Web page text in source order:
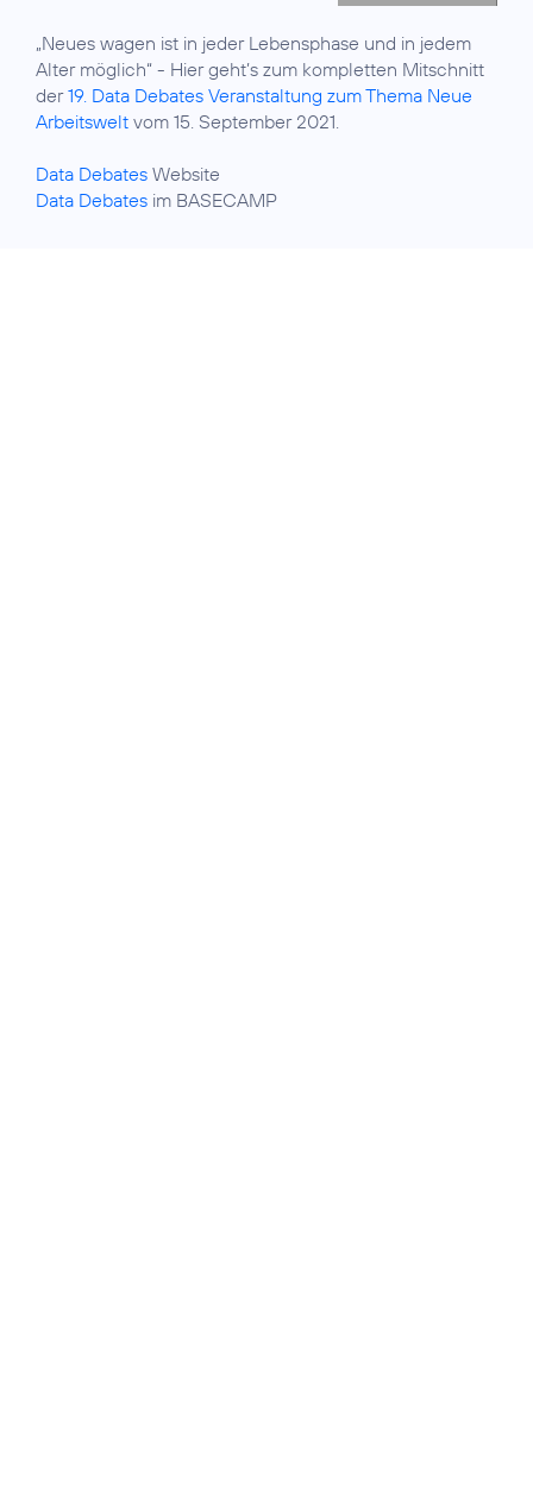
„Neues wagen ist in jeder Lebensphase und in jedem
Alter möglich“ - Hier geht’s zum kompletten Mitschnitt
der19. Data Debates Veranstaltung zum Thema Neue
Arbeitswelt vom 15. September 2021.
Data Debates
Data Debates im BASECAMP